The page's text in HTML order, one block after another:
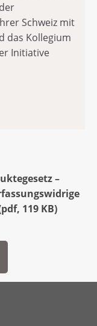
Schweiz mit
das Kollegium
Initiative
–
pdf, 119 KB)